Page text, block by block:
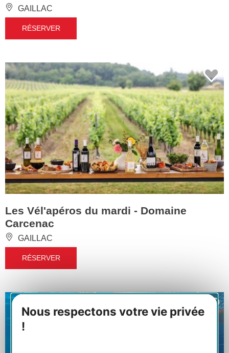
Nous respectons votre vie privée
!
GAILLAC
RÉSERVER
Les Vél'apéros du mardi - Domaine
Carcenac
GAILLAC
RÉSERVER